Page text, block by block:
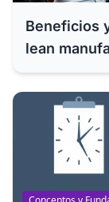
Beneficios
lean